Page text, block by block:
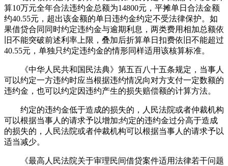
算10万元全年合法违约金总额为14800元，平摊单日合法金额
约40.55元，超出该金额的单日违约金约定不受法律保护。如
果借贷合同同时约定违约金与逾期利息，两类费用相加总额依
旧不能突破前述利率上限，叠加后折算单日扣费依旧不能超过
40.55元，单独只约定违约金的情形同样适用该核算标准。
《中华人民共和国民法典》第五百八十五条规定，当事人
可以约定一方违约时应当根据违约情况向对方支付一定数额的
违约金，也可以约定因违约产生的损失赔偿额的计算方法。
约定的违约金低于造成的损失的，人民法院或者仲裁机构
可以根据当事人的请求予以增加;约定的违约金过分高于造成
的损失的，人民法院或者仲裁机构可以根据当事人的请求予以
适当减少。
《最高人民法院关于审理民间借贷案件适用法律若干问题